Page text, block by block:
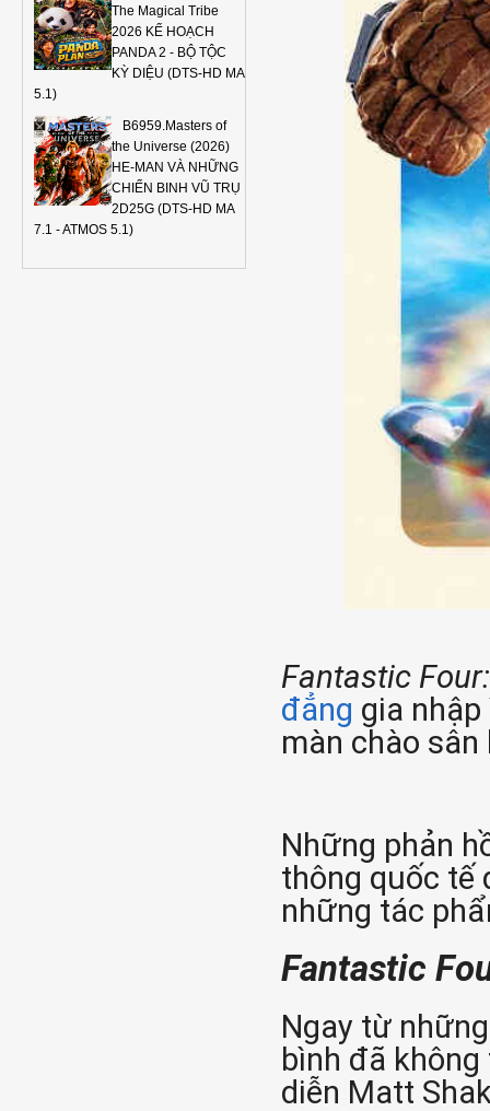
The Magical Tribe
2026 KẾ HOẠCH
PANDA 2 - BỘ TỘC
KỲ DIỆU (DTS-HD MA
5.1)
B6959.Masters of
the Universe (2026)
HE-MAN VÀ NHỮNG
CHIẾN BINH VŨ TRỤ
2D25G (DTS-HD MA
7.1 - ATMOS 5.1)
Fantastic
đẳng gia
màn chào
Những phản
thông quốc tế
những tác
Fantastic
Ngay từ
bình đã
diễn Matt